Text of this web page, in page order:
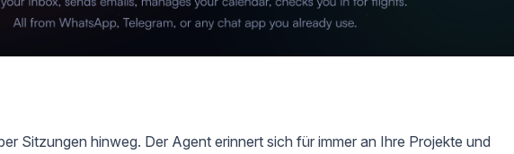
Sitzungen hinweg. Der Agent erinnert sich für immer an Ihre Projekte und